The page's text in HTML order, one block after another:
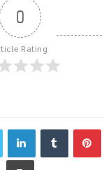
0
Rating